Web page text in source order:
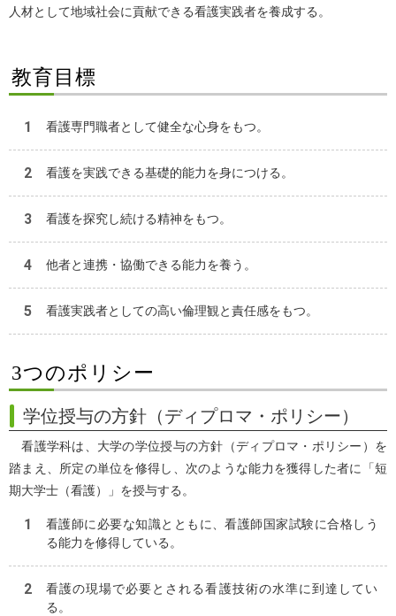
人材として地域社会に貢献できる看護実践者を養成する。
教育目標
看護専門職者として健全な心身をもつ。
看護を実践できる基礎的能力を身につける。
看護を探究し続ける精神をもつ。
他者と連携・協働できる能力を養う。
看護実践者としての高い倫理観と責任感をもつ。
3つのポリシー
学位授与の方針（ディプロマ・ポリシー）
看護学科は、大学の学位授与の方針（ディプロマ・ポリシー）を
踏まえ、所定の単位を修得し、次のような能力を獲得した者に「短
期大学士（看護）」を授与する。
看護師に必要な知識とともに、看護師国家試験に合格しう
る能力を修得している。
看護の現場で必要とされる看護技術の水準に到達してい
る。